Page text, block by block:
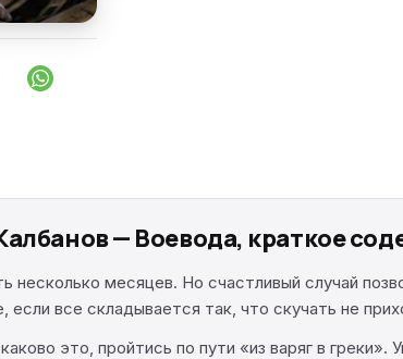
— Воевода, краткое
несколько месяцев. Но счастливый случай
если все складывается так, что скучать не
это, пройтись по пути «из варяг в